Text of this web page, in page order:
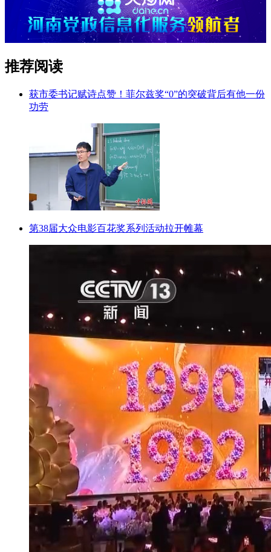
推荐阅读
获市委书记赋诗点赞！菲尔兹奖“0”的突破背后有他一份
功劳
第38届大众电影百花奖系列活动拉开帷幕